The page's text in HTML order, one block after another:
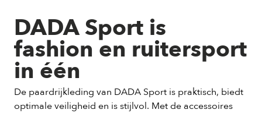
DADA Sport is
fashion en ruitersport
in één
De paardrijkleding van DADA Sport is praktisch, biedt
optimale veiligheid en is stijlvol. Met de accessoires